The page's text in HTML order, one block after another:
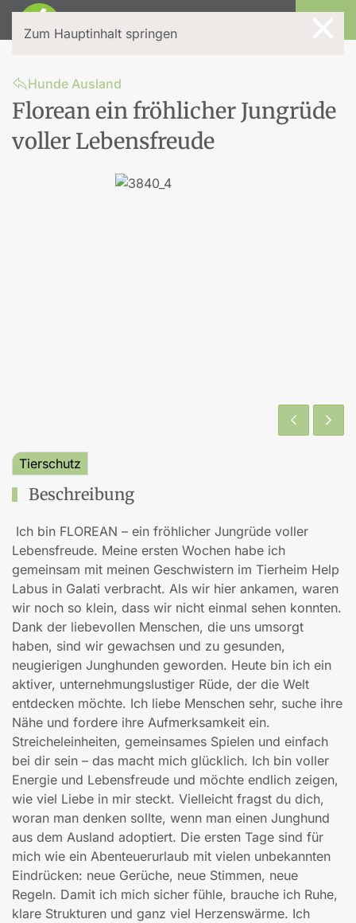
Zum Hauptinhalt springen
Hunde Ausland
Florean ein fröhlicher Jungrüde
voller Lebensfreude
Tierschutz
Beschreibung
Ich bin FLOREAN – ein fröhlicher Jungrüde voller
Lebensfreude. Meine ersten Wochen habe ich
gemeinsam mit meinen Geschwistern im Tierheim Help
Labus in Galati verbracht. Als wir hier ankamen, waren
wir noch so klein, dass wir nicht einmal sehen konnten.
Dank der liebevollen Menschen, die uns umsorgt
haben, sind wir gewachsen und zu gesunden,
neugierigen Junghunden geworden. Heute bin ich ein
aktiver, unternehmungslustiger Rüde, der die Welt
entdecken möchte. Ich liebe Menschen sehr, suche ihre
Nähe und fordere ihre Aufmerksamkeit ein.
Streicheleinheiten, gemeinsames Spielen und einfach
bei dir sein – das macht mich glücklich. Ich bin voller
Energie und Lebensfreude und möchte endlich zeigen,
wie viel Liebe in mir steckt. Vielleicht fragst du dich,
woran man denken sollte, wenn man einen Junghund
aus dem Ausland adoptiert. Die ersten Tage sind für
mich wie ein Abenteuerurlaub mit vielen unbekannten
Eindrücken: neue Gerüche, neue Stimmen, neue
Regeln. Damit ich mich sicher fühle, brauche ich Ruhe,
klare Strukturen und ganz viel Herzenswärme. Ich
×